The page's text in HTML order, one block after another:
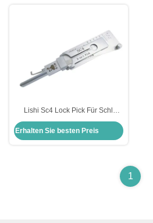
Lishi Sc4 Lock Pick Für Schl
Edelstahl Werkzeuge Schloss
Picking Lishi 2 In1 Pick
Erhalten Sie besten Preis
1